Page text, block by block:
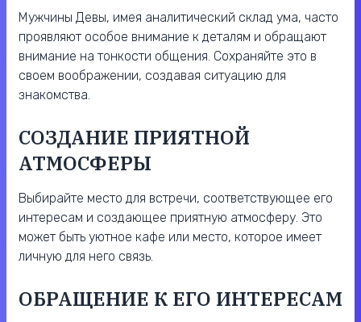
Мужчины Девы, имея аналитический склад ума, часто
проявляют особое внимание к деталям и обращают
внимание на тонкости общения. Сохраняйте это в
своем воображении, создавая ситуацию для
знакомства.
СОЗДАНИЕ ПРИЯТНОЙ
АТМОСФЕРЫ
Выбирайте место для встречи, соответствующее его
интересам и создающее приятную атмосферу. Это
может быть уютное кафе или место, которое имеет
личную для него связь.
ОБРАЩЕНИЕ К ЕГО ИНТЕРЕСАМ